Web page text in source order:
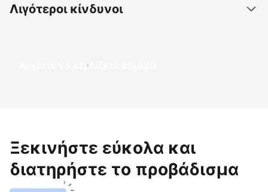
Λιγότεροι κίνδυνοι
Αρχίστε να κερδίζετε σήμερα
Ξεκινήστε εύκολα και
διατηρήστε το προβάδισμα